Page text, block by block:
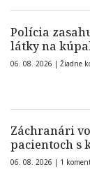
Polícia
látky na
06. 08. 2026 | Žiadne
Záchranári
pacientoch s
06. 08. 2026 | 1